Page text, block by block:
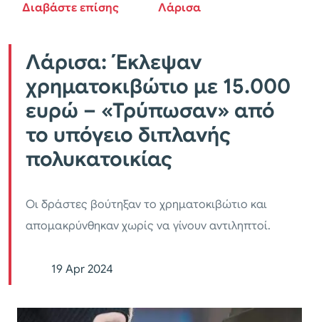
Διαβάστε επίσης Λάρισα
Λάρισα: Έκλεψαν
χρηματοκιβώτιο με 15.000
ευρώ – «Τρύπωσαν» από
το υπόγειο διπλανής
πολυκατοικίας
Οι δράστες βούτηξαν το χρηματοκιβώτιο και
απομακρύνθηκαν χωρίς να γίνουν αντιληπτοί.
19 Apr 2024